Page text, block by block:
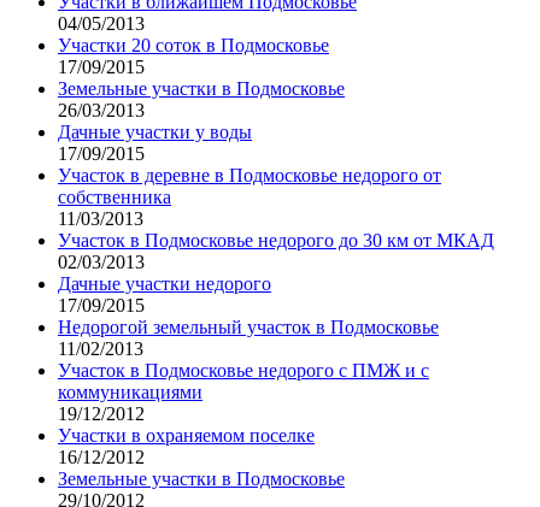
04/05/2013
Участки 20 соток в Подмосковье
17/09/2015
Земельные участки в Подмосковье
26/03/2013
Дачные участки у воды
17/09/2015
Участок в деревне в Подмосковье недорого от
собственника
11/03/2013
Участок в Подмосковье недорого до 30 км от МКАД
02/03/2013
Дачные участки недорого
17/09/2015
Недорогой земельный участок в Подмосковье
11/02/2013
Участок в Подмосковье недорого с ПМЖ и с
коммуникациями
19/12/2012
Участки в охраняемом поселке
16/12/2012
Земельные участки в Подмосковье
29/10/2012